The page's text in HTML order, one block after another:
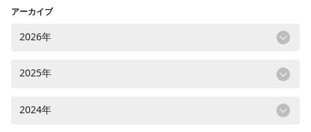
アーカイブ
2026年
2025年
2024年